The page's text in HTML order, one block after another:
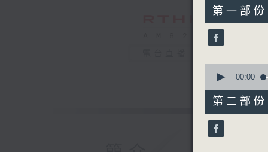
55
minutes,
10
seconds
90%
第一部
seconds
55
minutes,
9
seconds
90%
00:00
第二部